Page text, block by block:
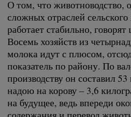
О том, что животноводство,
сложных отраслей сельского
работает стабильно,
Восемь хозяйств из
молока идут с плюсом,
показатель по району. По
производству он составил
надою на корову – 3,6
на будущее, ведь впереди